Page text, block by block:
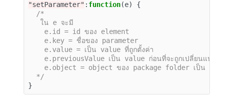
"setParameter" : function(e)
{
/*
   ใน e จะมี
    e.id = id ของ element
    e.key = ชื่อของ parameter
    e.value = เป็น value ที่ถูกตั้งค่า
    e.previousValue เป็น value ก่อนที่จะถูกเปลี่ยนแปลง
e.object = object ของ package folder เป็น
  */
}